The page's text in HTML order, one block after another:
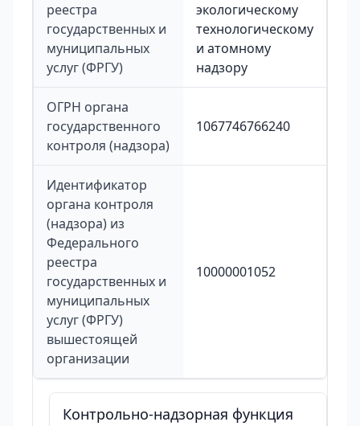
реестра
государственных и
муниципальных
услуг (ФРГУ)
экологическому
технологическому
и атомному
надзору
ОГРН органа
государственного
контроля (надзора)
1067746766240
Идентификатор
органа контроля
(надзора) из
Федерального
реестра
государственных и
муниципальных
услуг (ФРГУ)
вышестоящей
организации
10000001052
Контрольно-надзорная функция